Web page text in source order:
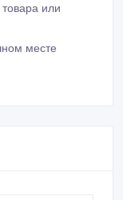
или
месте